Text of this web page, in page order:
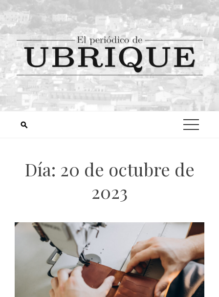
Día: 20 de octubre de
2023